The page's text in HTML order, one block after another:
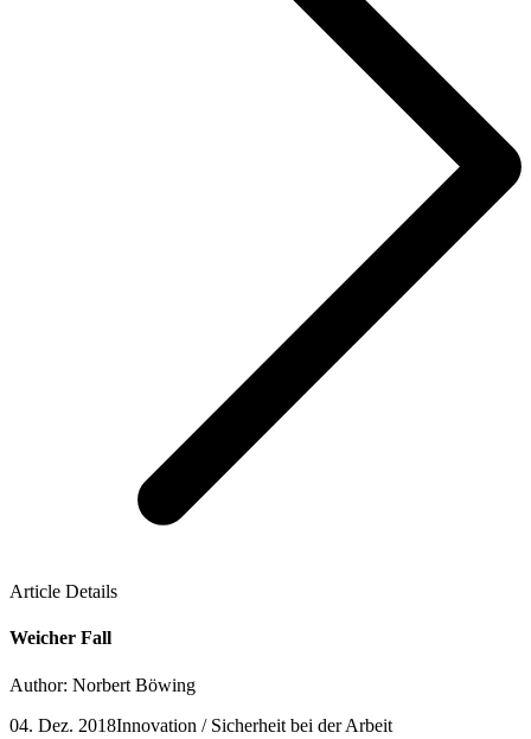
Article Details
Weicher Fall
Author: Norbert Böwing
04. Dez. 2018Innovation / Sicherheit bei der Arbeit